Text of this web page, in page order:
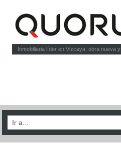
Inmobiliaria líder en Vizcaya: obra nueva